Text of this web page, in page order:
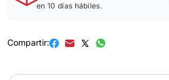
en 10 días hábiles.
Compartir: